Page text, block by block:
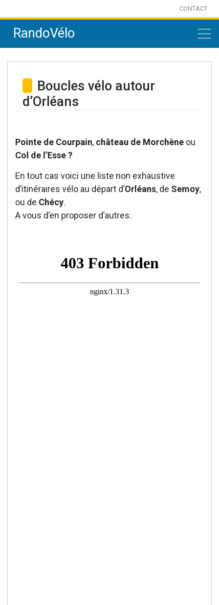
to
content
CONTACT
RandoVélo
Boucles vélo autour
d’Orléans
Pointe de Courpain, château de Morchène ou
Col de l’Esse ?
En tout cas voici une liste non exhaustive
d’itinéraires vélo au départ d’Orléans, de Semoy,
ou de Chécy.
A vous d’en proposer d’autres.